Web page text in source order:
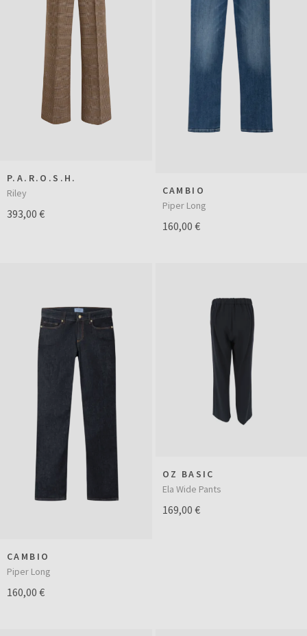
P.A.R.O.S.H.
Riley
393,00 €
CAMBIO
Piper Long
160,00 €
CAMBIO
Piper Long
160,00 €
OZ BASIC
Ela Wide Pants
169,00 €